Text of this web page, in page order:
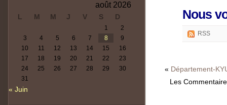
août 2026
L M M J V S D
1
2
3
4 5 6 7 8
9
10
11 12 13 14 15
16
17
18 19 20 21 22
23
24
25 26 27 28 29
30
31
« Juin
Nous
RSS
« Département-
Les